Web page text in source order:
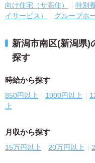
向け住宅（サ高住）
特別
イサービス）
グループホ
新潟市南区(新潟県)
探す
時給から探す
850円以上 1000円以上
上
月収から探す
15万円以上 20万円以上